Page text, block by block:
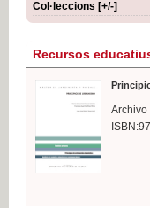
Col·leccions [+/-]
Recursos
Archivo